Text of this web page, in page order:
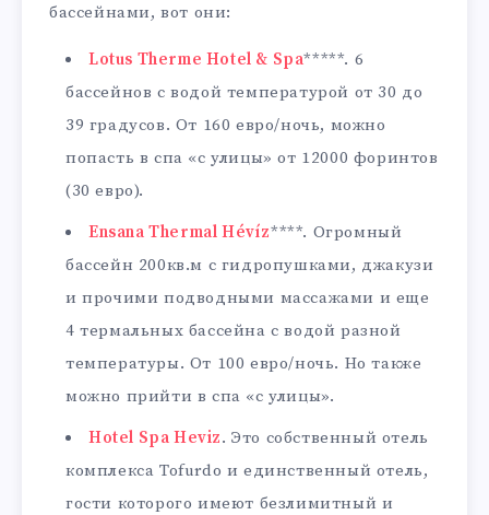
бассейнами, вот они:
Lotus Therme Hotel & Spa*****. 6
бассейнов с водой температурой от 30 до
39 градусов. От 160 евро/ночь, можно
попасть в спа «с улицы» от 12000 форинтов
(30 евро).
Ensana Thermal Hévíz****. Огромный
бассейн 200кв.м с гидропушками, джакузи
и прочими подводными массажами и еще
4 термальных бассейна с водой разной
температуры. От 100 евро/ночь. Но также
можно прийти в спа «с улицы».
Hotel Spa Heviz. Это собственный отель
комплекса Tofurdo и единственный отель,
гости которого имеют безлимитный и